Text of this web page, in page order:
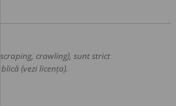
crawling), sunt strict
(vezi licența).